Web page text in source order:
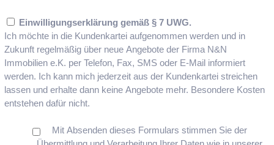
Einwilligungserklärung gemäß § 7 UWG.
Ich möchte in die Kundenkartei aufgenommen werden und in
Zukunft regelmäßig über neue Angebote der Firma N&N
Immobilien e.K. per Telefon, Fax, SMS oder E-Mail informiert
werden. Ich kann mich jederzeit aus der Kundenkartei streichen
lassen und erhalte dann keine Angebote mehr. Besondere Kosten
entstehen dafür nicht.
Mit Absenden dieses Formulars stimmen Sie der